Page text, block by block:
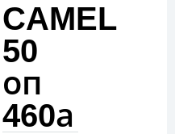
CAMEL
50
оп
460а